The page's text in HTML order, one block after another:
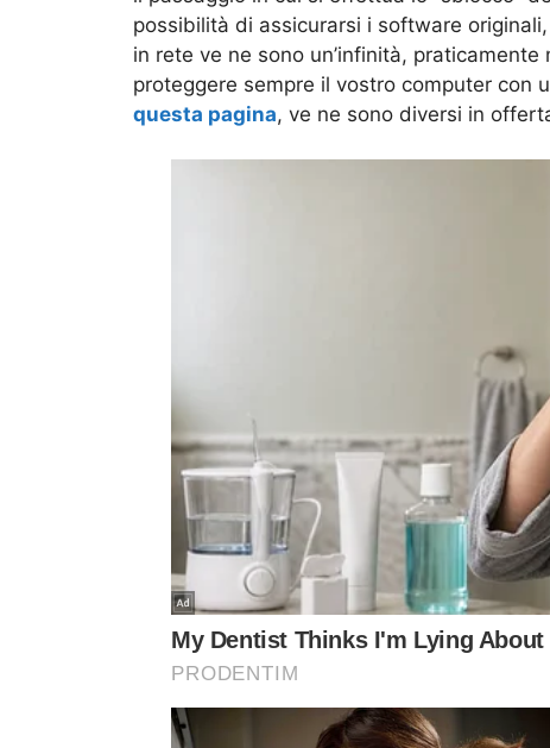
possibilità di assicurarsi i software
in rete ve ne sono un’infinità,
proteggere sempre il vostro computer con
questa pagina, ve ne sono diversi in